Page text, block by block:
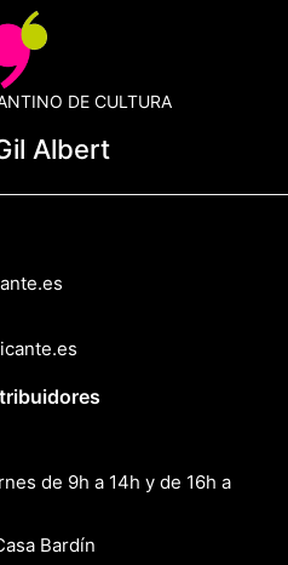
DE CULTURA
Albert
de 9h a 14h y de 16h a
Bardín